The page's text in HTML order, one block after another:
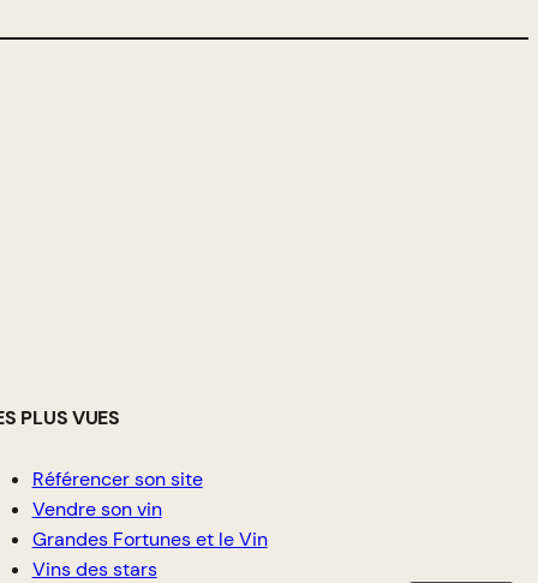
PLUS VUES
Référencer son site
Vendre son vin
Grandes Fortunes et le Vin
Vins des stars